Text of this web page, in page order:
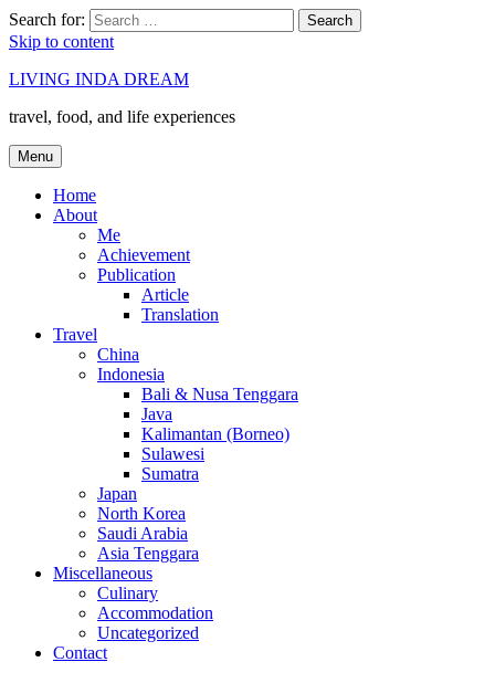
Search for: Search
Skip to content
LIVING INDA DREAM
travel, food, and life experiences
Menu
Home
About
Me
Achievement
Publication
Article
Translation
Travel
China
Indonesia
Bali & Nusa Tenggara
Java
Kalimantan (Borneo)
Sulawesi
Sumatra
Japan
North Korea
Saudi Arabia
Asia Tenggara
Miscellaneous
Culinary
Accommodation
Uncategorized
Contact